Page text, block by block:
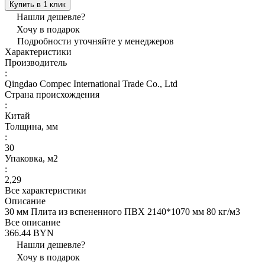
Купить в 1 клик
Нашли дешевле?
Хочу в подарок
Подробности уточняйте у менеджеров
Характеристики
Производитель
:
Qingdao Compec International Trade Co., Ltd
Страна происхождения
:
Китай
Толщина, мм
:
30
Упаковка, м2
:
2,29
Все характеристики
Описание
30 мм Плита из вспененного ПВХ 2140*1070 мм 80 кг/м3
Все описание
366.44 BYN
Нашли дешевле?
Хочу в подарок